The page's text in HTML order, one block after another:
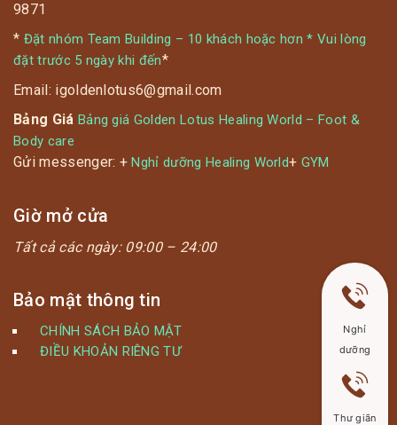
9871
* Đặt nhóm Team Building – 10 khách hoặc hơn * Vui lòng
đặt trước 5 ngày khi đến*
Email: igoldenlotus6@gmail.com
Bảng Giá Bảng giá Golden Lotus Healing World – Foot &
Body care
Gửi messenger: +Nghỉ dưỡng Healing World+ GYM
Giờ mở cửa
Tất cả các ngày: 09:00 – 24:00
Bảo mật thông tin
CHÍNH SÁCH BẢO MẬT
ĐIỀU KHOẢN RIÊNG TƯ
Nghỉ
dưỡng
Thư giãn